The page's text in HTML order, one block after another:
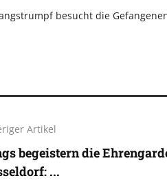
besucht die
Artikel
begeistern die
...